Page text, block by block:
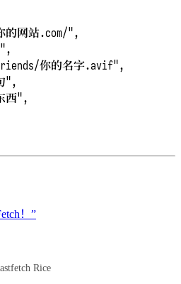
网站.com/",
",
你的名字.avif",
",
西",
！”
Rice